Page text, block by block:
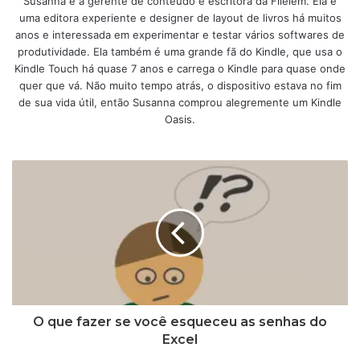
uma editora experiente e designer de layout de livros há muitos
anos e interessada em experimentar e testar vários softwares de
produtividade. Ela também é uma grande fã do Kindle, que usa o
Kindle Touch há quase 7 anos e carrega o Kindle para quase onde
quer que vá. Não muito tempo atrás, o dispositivo estava no fim
de sua vida útil, então Susanna comprou alegremente um Kindle
Oasis.
O que fazer se você esqueceu as senhas do
Excel